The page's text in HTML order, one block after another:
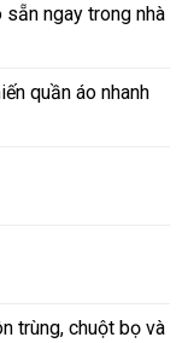
ngay trong nhà
quần áo nhanh
trùng, chuột bọ và